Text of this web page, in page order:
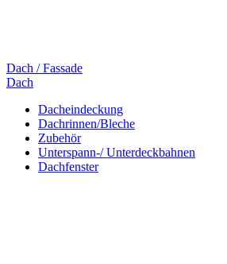
Dach / Fassade
Dach
Dacheindeckung
Dachrinnen/Bleche
Zubehör
Unterspann-/ Unterdeckbahnen
Dachfenster